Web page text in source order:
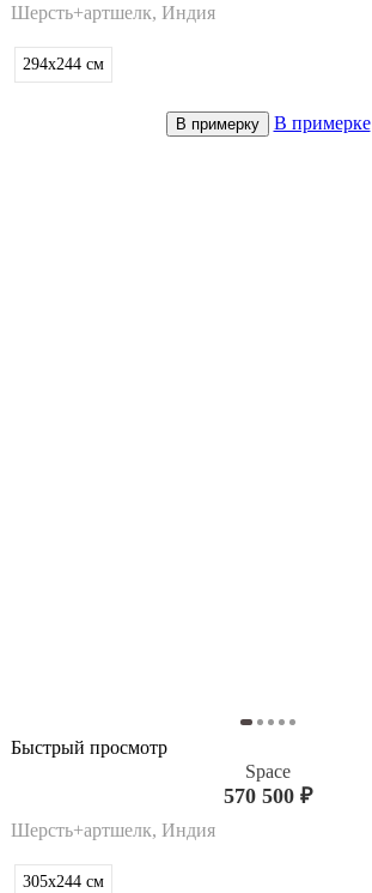
Шерсть+артшелк, Индия
294x244 см
В примерку В примерке
Быстрый просмотр
Space
570 500 ₽
Шерсть+артшелк, Индия
305x244 см